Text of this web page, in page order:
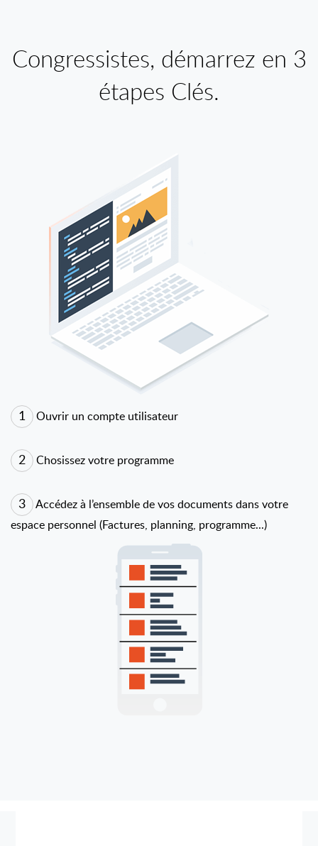
Congressistes, démarrez en 3
étapes Clés.
1 Ouvrir un compte utilisateur
2 Chosissez votre programme
3
Accédez à l’ensemble de vos documents dans votre
espace personnel (Factures, planning, programme...)